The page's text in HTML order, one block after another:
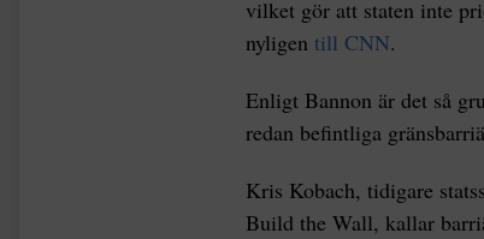
vilket gör att staten inte
nyligen till CNN.
Enligt Bannon är det så
redan befintliga
Kris Kobach, tidigare
Build the Wall, kallar